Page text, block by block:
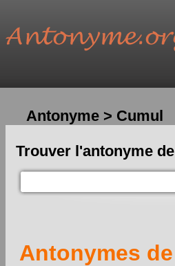
Antonyme > Cumul
Trouver l'antonyme de
Antonymes de